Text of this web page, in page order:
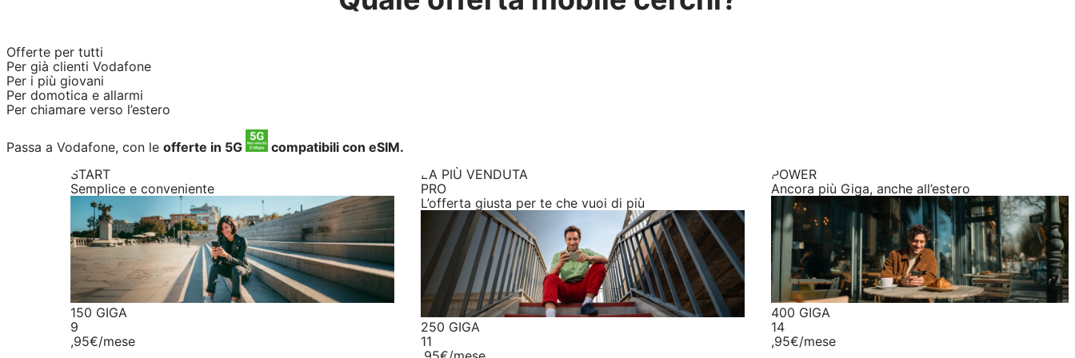
Offerte per tutti
Per già clienti Vodafone
Per i più giovani
Per domotica e allarmi
Per chiamare verso l’estero
Passa a Vodafone, con le offerte in 5G
compatibili con eSIM.
START
Semplice e conveniente
150 GIGA
9
,95€/mese
LA PIÙ VENDUTA
PRO
L’offerta giusta per te che vuoi di più
250 GIGA
11
POWER
Ancora più Giga, anche all’estero
400 GIGA
14
,95€/mese